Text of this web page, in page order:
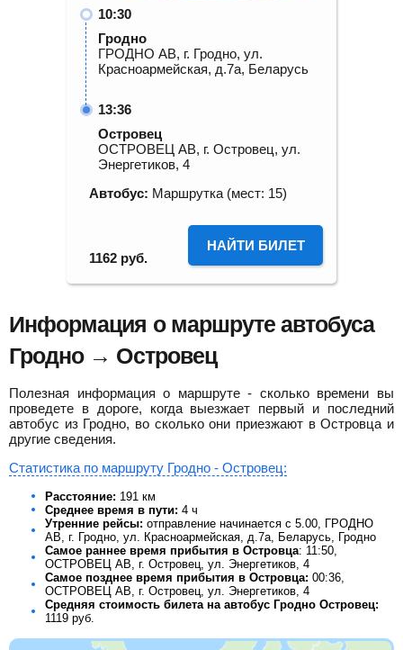
10:30
Гродно
ГРОДНО АВ, г. Гродно, ул.
Красноармейская, д.7а, Беларусь
13:36
Островец
ОСТРОВЕЦ АВ, г. Островец, ул.
Энергетиков, 4
Автобус: Маршрутка (мест: 15)
1162 руб.
НАЙТИ БИЛЕТ
Информация о маршруте автобуса
Гродно → Островец
Полезная информация о маршруте - сколько времени вы
проведете в дороге, когда выезжает первый и последний
автобус из Гродно, во сколько они приезжают в Островца и
другие сведения.
Статистика по маршруту Гродно - Островец:
Расстояние: 191 км
Среднее время в пути: 4 ч
Утренние рейсы: отправление начинается с 5.00, ГРОДНО
АВ, г. Гродно, ул. Красноармейская, д.7а, Беларусь, Гродно
Самое раннее время прибытия в Островца: 11:50,
ОСТРОВЕЦ АВ, г. Островец, ул. Энергетиков, 4
Самое позднее время прибытия в Островца: 00:36,
ОСТРОВЕЦ АВ, г. Островец, ул. Энергетиков, 4
Средняя стоимость билета на автобус Гродно Островец:
1119 руб.